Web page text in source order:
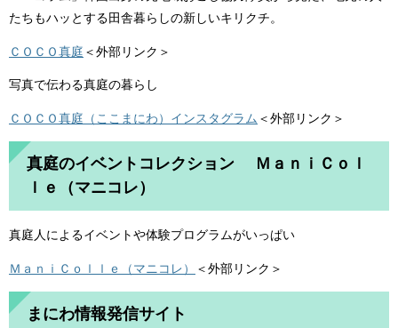
たちもハッとする田舎暮らしの新しいキリクチ。
ＣＯＣＯ真庭 ＜外部リンク＞
写真で伝わる真庭の暮らし
ＣＯＣＯ真庭（ここまにわ）インスタグラム ＜外部リンク＞
真庭のイベントコレクション ＭａｎｉＣｏｌ
ｌｅ（マニコレ）
真庭人によるイベントや体験プログラムがいっぱい
ＭａｎｉＣｏｌｌｅ（マニコレ） ＜外部リンク＞
まにわ情報発信サイト